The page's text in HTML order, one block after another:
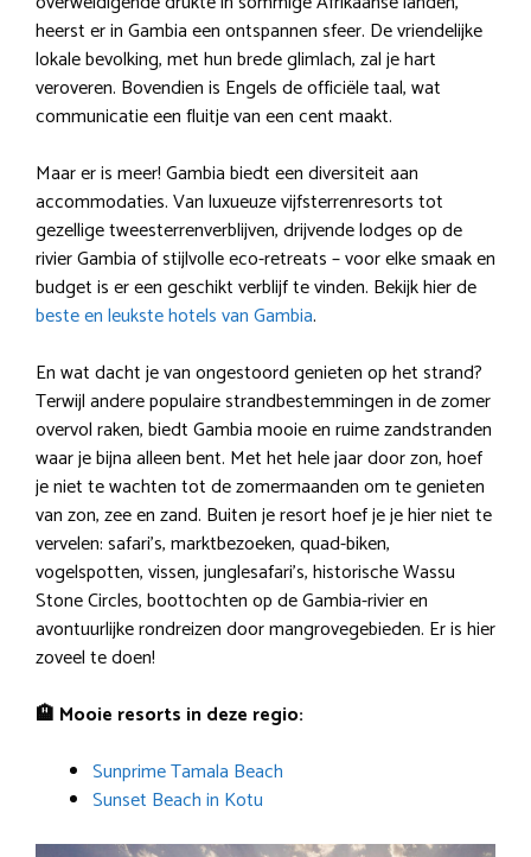
heerst er in Gambia een ontspannen sfeer. De vriendelijke
lokale bevolking, met hun brede glimlach, zal je hart
veroveren. Bovendien is Engels de officiële taal, wat
communicatie een fluitje van een cent maakt.
Maar er is meer! Gambia biedt een diversiteit aan
accommodaties. Van luxueuze vijfsterrenresorts tot
gezellige tweesterrenverblijven, drijvende lodges op de
rivier Gambia of stijlvolle eco-retreats – voor elke smaak en
budget is er een geschikt verblijf te vinden. Bekijk hier de
beste en leukste hotels van Gambia.
En wat dacht je van ongestoord genieten op het strand?
Terwijl andere populaire strandbestemmingen in de zomer
overvol raken, biedt Gambia mooie en ruime zandstranden
waar je bijna alleen bent. Met het hele jaar door zon, hoef
je niet te wachten tot de zomermaanden om te genieten
van zon, zee en zand. Buiten je resort hoef je je hier niet te
vervelen: safari’s, marktbezoeken, quad-biken,
vogelspotten, vissen, junglesafari’s, historische Wassu
Stone Circles, boottochten op de Gambia-rivier en
avontuurlijke rondreizen door mangrovegebieden. Er is hier
zoveel te doen!
🏨 Mooie resorts in deze regio:
Sunprime Tamala Beach
Sunset Beach in Kotu